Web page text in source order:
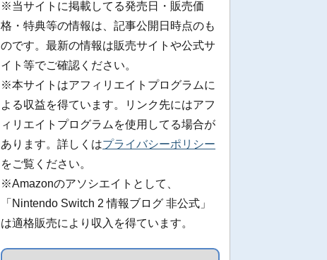
※当サイトに掲載してる発売日・販売価
格・特典等の情報は、記事公開日時点のも
のです。最新の情報は販売サイトや公式サ
イト等でご確認ください。
※本サイトはアフィリエイトプログラムに
よる収益を得ています。リンク先にはアフ
ィリエイトプログラムを使用してる場合が
あります。詳しくはプライバシーポリシー
をご覧ください。
※Amazonのアソシエイトとして、
「Nintendo Switch 2 情報ブログ 非公式」
は適格販売により収入を得ています。